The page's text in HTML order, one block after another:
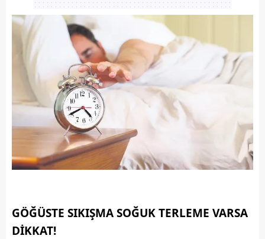
hazırlanmış Aydınlatma Metnimizi okumak ve sitemizde
ilgili mevzuata uygun olarak kullanılan çerezlerle ilgili bilgi
almak için lütfentıklayınız
GÖĞÜSTE SIKIŞMA SOĞUK TERLEME VARSA
DİKKAT!